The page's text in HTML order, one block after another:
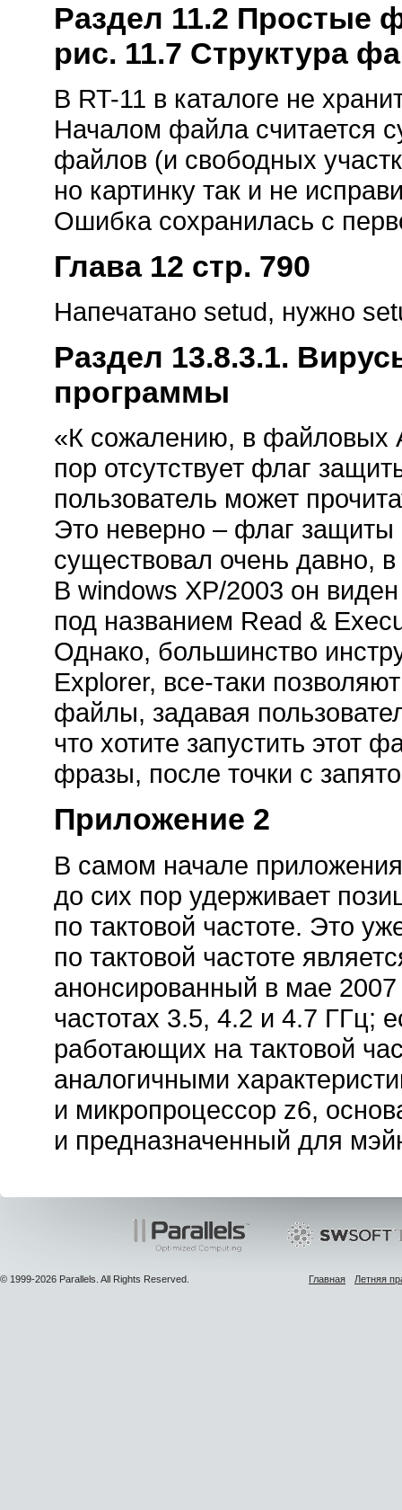
Раздел 11.2 Простые
рис. 11.7 Структура
В RT-11 в каталоге не
Началом файла считается
файлов (и свободных
но картинку так и не
Ошибка сохранилась с
Глава 12 стр. 790
Напечатано setud, нужно
Раздел 13.8.3.1.
программы
«К сожалению, в файловых
пор отсутствует флаг
пользователь может
Это неверно – флаг защиты
существовал очень давно,
В windows XP/2003 он
под названием Read &
Однако, большинство
Explorer, все-таки
файлы, задавая
что хотите запустить этот
фразы, после точки с
Приложение 2
В самом начале
до сих пор удерживает
по тактовой частоте. Это
по тактовой частоте
анонсированный в мае
частотах 3.5, 4.2 и 4.7 ГГц;
работающих на тактовой
аналогичными
и микропроцессор z6,
и предназначенный для
© 1999-2026 Parallels. All Rights Reserved. Главная Летняя